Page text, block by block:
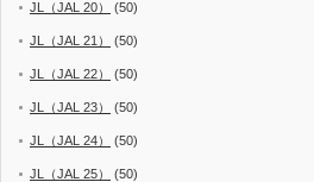
JL（JAL 20） (50)
JL（JAL 21） (50)
JL（JAL 22） (50)
JL（JAL 23） (50)
JL（JAL 24） (50)
JL（JAL 25） (50)